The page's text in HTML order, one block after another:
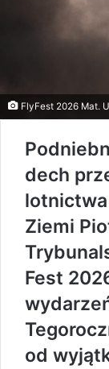
FlyFest 2026 Mat.
dech
Ziemi
Fest
od